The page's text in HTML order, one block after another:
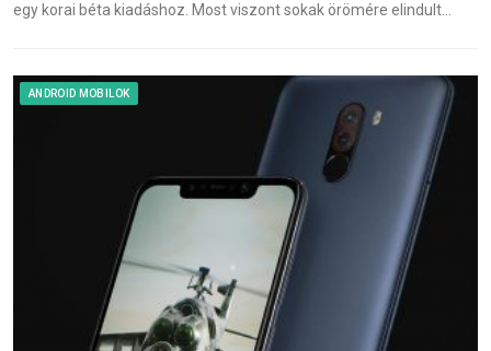
egy korai béta kiadáshoz. Most viszont sokak örömére elindult…
ANDROID MOBILOK